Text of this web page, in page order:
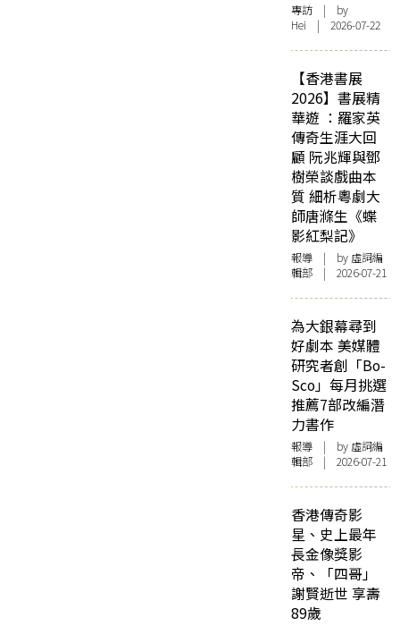
專訪 | by
Hei | 2026-07-22
【香港書展
2026】書展精
華遊 ：羅家英
傳奇生涯大回
顧 阮兆輝與鄧
樹榮談戲曲本
質 細析粵劇大
師唐滌生《蝶
影紅梨記》
報導 | by 虛詞編
輯部 | 2026-07-21
為大銀幕尋到
好劇本 美媒體
研究者創「Bo-
Sco」每月挑選
推薦7部改編潛
力書作
報導 | by 虛詞編
輯部 | 2026-07-21
香港傳奇影
星、史上最年
長金像獎影
帝、「四哥」
謝賢逝世 享壽
89歲